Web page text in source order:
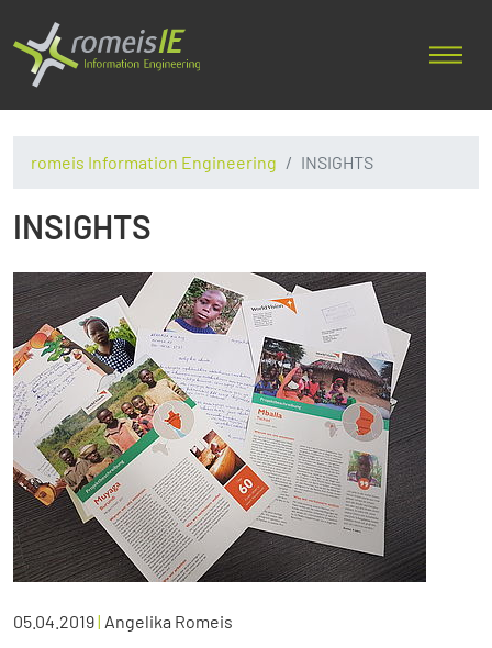
romeis Information Engineering INSIGHTS
INSIGHTS
05.04.2019| Angelika Romeis